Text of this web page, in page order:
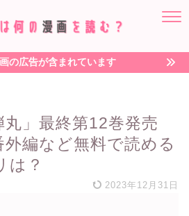
の広告が含まれています
」最終第12巻発売
外編など無料で読める
は？
2023年12月31日